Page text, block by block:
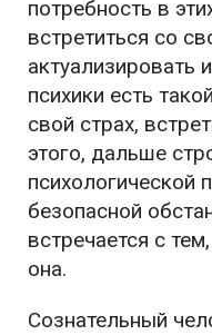
потребность в
встретиться со
актуализировать
психики есть
свой страх,
этого, дальше
психологической
безопасной
встречается с
она.
Сознательный